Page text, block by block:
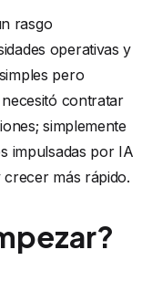
rasgo
operativas y
pero
contratar
simplemente
impulsadas por IA
más rápido.